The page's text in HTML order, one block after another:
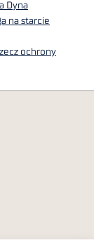
Dyna
na starcie
ochrony